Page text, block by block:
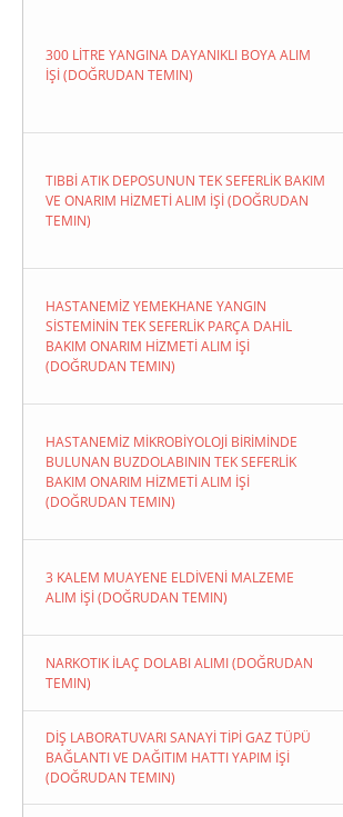
300 LİTRE YANGINA DAYANIKLI BOYA ALIM
İŞİ (DOĞRUDAN TEMIN)
TIBBİ ATIK DEPOSUNUN TEK SEFERLİK BAKIM
VE ONARIM HİZMETİ ALIM İŞİ (DOĞRUDAN
TEMIN)
HASTANEMİZ YEMEKHANE YANGIN
SİSTEMİNİN TEK SEFERLİK PARÇA DAHİL
BAKIM ONARIM HİZMETİ ALIM İŞİ
(DOĞRUDAN TEMIN)
HASTANEMİZ MİKROBİYOLOJİ BİRİMİNDE
BULUNAN BUZDOLABININ TEK SEFERLİK
BAKIM ONARIM HİZMETİ ALIM İŞİ
(DOĞRUDAN TEMIN)
3 KALEM MUAYENE ELDİVENİ MALZEME
ALIM İŞİ (DOĞRUDAN TEMIN)
NARKOTIK İLAÇ DOLABI ALIMI (DOĞRUDAN
TEMIN)
DİŞ LABORATUVARI SANAYİ TİPİ GAZ TÜPÜ
BAĞLANTI VE DAĞITIM HATTI YAPIM İŞİ
(DOĞRUDAN TEMIN)